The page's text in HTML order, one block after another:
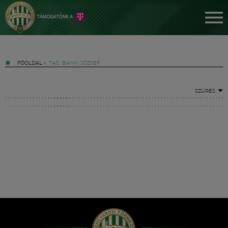
FŐOLDAL » TAG: BÁNKI JÓZSEF
SZŰRÉS
Hírek